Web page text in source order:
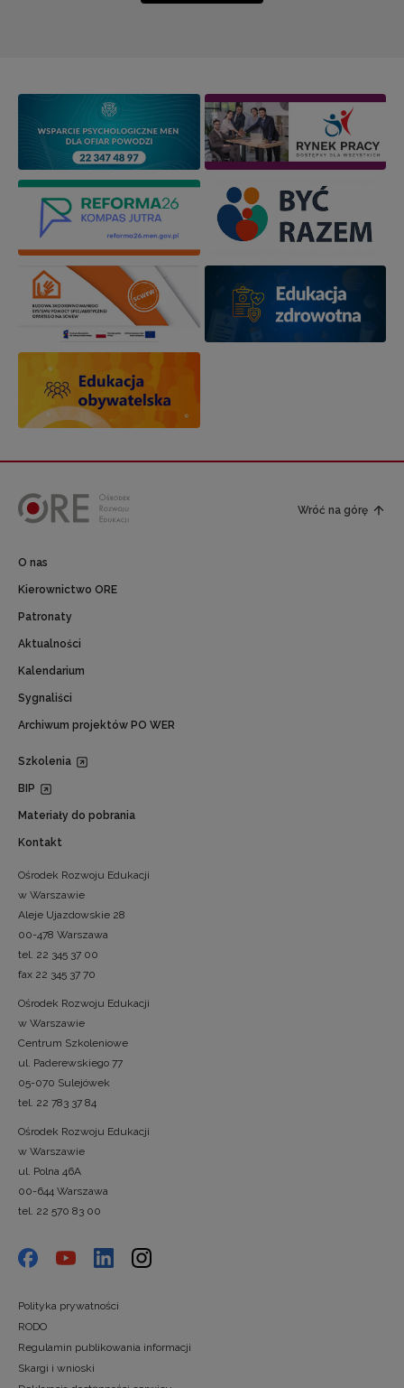
Wróć na górę
O nas
Kierownictwo ORE
Patronaty
Aktualności
Kalendarium
Sygnaliści
Archiwum projektów PO WER
Szkolenia
BIP
Materiały do pobrania
Kontakt
Ośrodek Rozwoju Edukacji
w Warszawie
Aleje Ujazdowskie 28
00-478 Warszawa
tel. 22 345 37 00
fax 22 345 37 70
Ośrodek Rozwoju Edukacji
w Warszawie
Centrum Szkoleniowe
ul. Paderewskiego 77
05-070 Sulejówek
tel. 22 783 37 84
Ośrodek Rozwoju Edukacji
w Warszawie
ul. Polna 46A
00-644 Warszawa
tel. 22 570 83 00
Polityka prywatności
RODO
Regulamin publikowania informacji
Skargi i wnioski